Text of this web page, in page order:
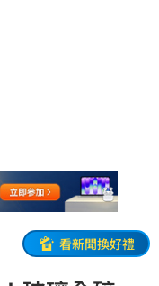
看新聞換好禮